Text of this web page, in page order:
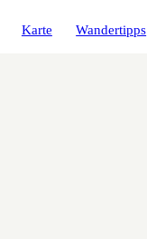
Karte Wandertipps